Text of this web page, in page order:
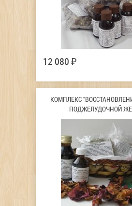
12 080 ₽
КОМПЛЕКС
ПОДЖЕЛУДОЧНОЙ